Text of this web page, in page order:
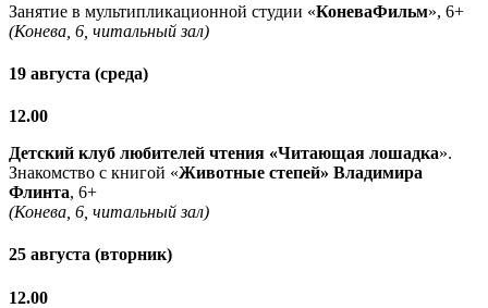
Занятие в мультипликационной студии «КоневаФильм», 6+
(Конева, 6, читальный зал)
19 августа (среда)
12.00
Детский клуб любителей чтения «Читающая лошадка».
Знакомство с книгой «Животные степей» Владимира
Флинта, 6+
(Конева, 6, читальный зал)
25 августа (вторник)
12.00